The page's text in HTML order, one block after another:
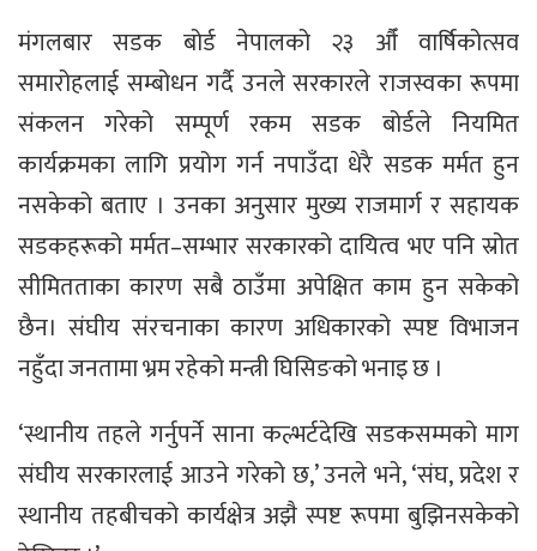
मंगलबार सडक बोर्ड नेपालको २३ औँ वार्षिकोत्सव
समारोहलाई सम्बोधन गर्दै उनले सरकारले राजस्वका रूपमा
संकलन गरेको सम्पूर्ण रकम सडक बोर्डले नियमित
कार्यक्रमका लागि प्रयोग गर्न नपाउँदा धेरै सडक मर्मत हुन
नसकेको बताए । उनका अनुसार मुख्य राजमार्ग र सहायक
सडकहरूको मर्मत–सम्भार सरकारको दायित्व भए पनि स्रोत
सीमितताका कारण सबै ठाउँमा अपेक्षित काम हुन सकेको
छैन। संघीय संरचनाका कारण अधिकारको स्पष्ट विभाजन
नहुँदा जनतामा भ्रम रहेको मन्त्री घिसिङको भनाइ छ ।
‘स्थानीय तहले गर्नुपर्ने साना कल्भर्टदेखि सडकसम्मको माग
संघीय सरकारलाई आउने गरेको छ,’ उनले भने, ‘संघ, प्रदेश र
स्थानीय तहबीचको कार्यक्षेत्र अझै स्पष्ट रूपमा बुझिनसकेको